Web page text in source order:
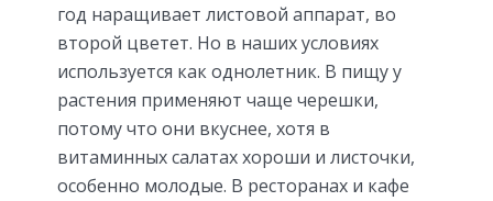
год наращивает листовой аппарат, во
второй цветет. Но в наших условиях
используется как однолетник. В пищу у
растения применяют чаще черешки,
потому что они вкуснее, хотя в
витаминных салатах хороши и листочки,
особенно молодые. В ресторанах и кафе